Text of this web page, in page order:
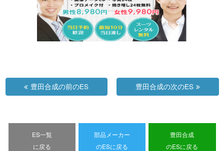
豊田合成の前のES 豊田合成の次のES
ES一覧
に戻る
部品メーカー
のESに戻る
豊田合成
のESに戻る